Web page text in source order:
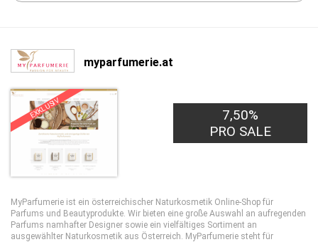
myparfumerie.at
EXKLUSIV
7,50%
PRO SALE
MyParfumerie ist ein österreichischer Naturkosmetik Online-Shop für
Parfums und Beautyprodukte. Wir bieten eine große Auswahl an aufregenden
Parfums namhafter Designer sowie ein vielfältiges Sortiment an
ausgewählter Naturkosmetik aus Österreich. MyParfumerie steht für